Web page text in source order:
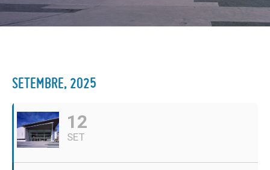
SETEMBRE, 2025
12
SET